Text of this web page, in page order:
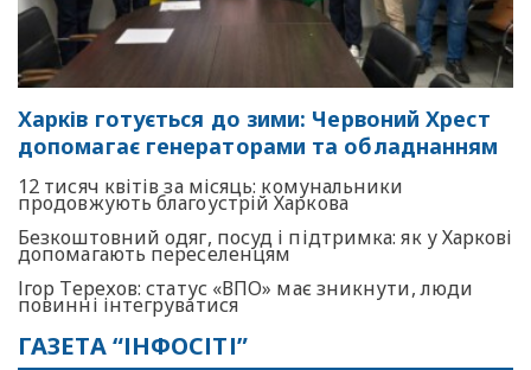
Харків готується до зими: Червоний Хрест
допомагає генераторами та обладнанням
12 тисяч квітів за місяць: комунальники
продовжують благоустрій Харкова
Безкоштовний одяг, посуд і підтримка: як у Харкові
допомагають переселенцям
Ігор Терехов: статус «ВПО» має зникнути, люди
повинні інтегруватися
ГАЗЕТА “ІНФОСІТІ”